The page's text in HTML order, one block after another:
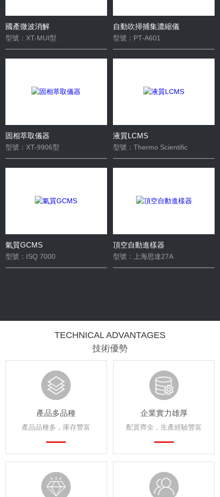
國產微波消解
型號：XT-MUI型
自動吹掃捕集濃縮儀
型號：PT-A601
固相萃取儀器
型號：XT-9906型
液質LCMS
型號：Thermo Scientific
氣質GCMS
型號：ISQ 7000
頂空自動進樣器
型號：上海思達27A
TECHNICAL ADVANTAGES
技術優勢
產品多品種
產品品種多，庫存豐富
企業實力雄厚
配置齊全，生產經驗豐富